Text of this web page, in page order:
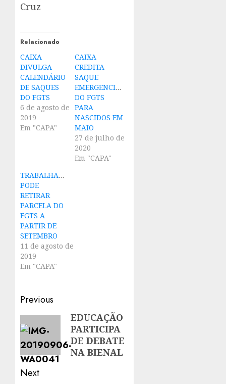
Cruz
Relacionado
CAIXA
DIVULGA
CALENDÁRIO
DE SAQUES
DO FGTS
6 de agosto de
2019
Em "CAPA"
CAIXA
CREDITA
SAQUE
EMERGENCIAL
DO FGTS
PARA
NASCIDOS EM
MAIO
27 de julho de
2020
Em "CAPA"
TRABALHADOR
PODE
RETIRAR
PARCELA DO
FGTS A
PARTIR DE
SETEMBRO
11 de agosto de
2019
Em "CAPA"
Post
navigation
Previous
Previous
post:
EDUCAÇÃO
PARTICIPA
DE DEBATE
NA BIENAL
Next